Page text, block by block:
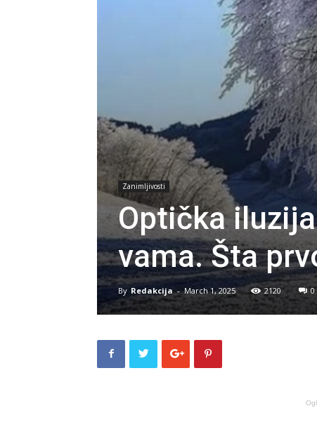
Zanimljivosti
Optička
vama. Šta
By Redakcija - March 1, 2025 2120 0